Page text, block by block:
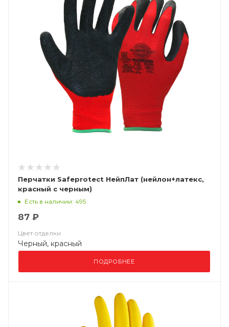
Перчатки Safeprotect НейпЛат (нейлон+латекс,
красный с черным)
Есть в наличии: 495
87 ₽
Цвет отделки
Черный, красный
ПОДРОБНЕЕ